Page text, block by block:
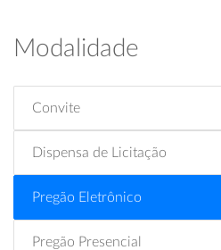
Modalidade
Convite
Dispensa de Licitação
Pregão Eletrônico
Pregão Presencial